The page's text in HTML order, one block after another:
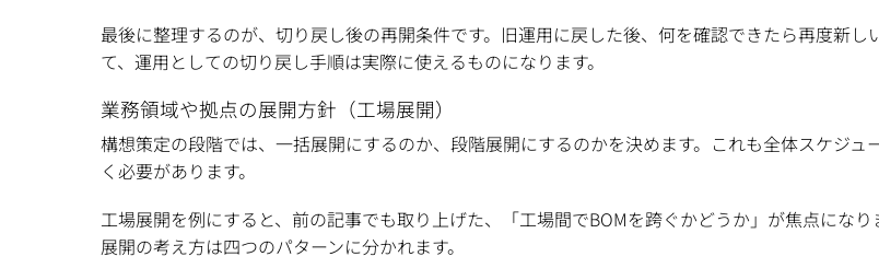
最後に整理するのが、切り戻し後の再開条件です。旧運用に戻した後、何を確認できたら再度新
て、運用としての切り戻し手順は実際に使えるものになります。
業務領域や拠点の展開方針（工場展開）
構想策定の段階では、一括展開にするのか、段階展開にするのかを決めます。これも全体スケジ
く必要があります。
工場展開を例にすると、前の記事でも取り上げた、「工場間でBOMを跨ぐかどうか」が焦点にな
展開の考え方は四つのパターンに分かれます。